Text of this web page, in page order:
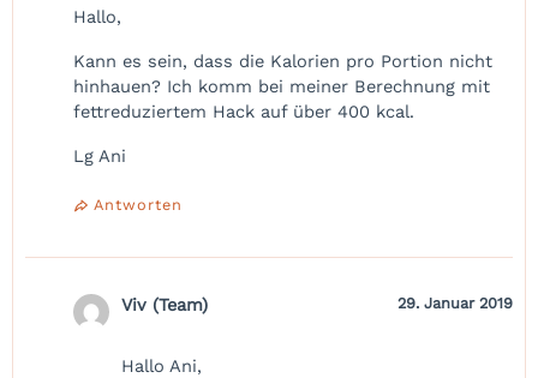
Hallo,
Kann es sein, dass die Kalorien pro Portion nicht
hinhauen? Ich komm bei meiner Berechnung mit
fettreduziertem Hack auf über 400 kcal.
Lg Ani
Antworten
Viv (Team) 29. Januar 2019
Hallo Ani,